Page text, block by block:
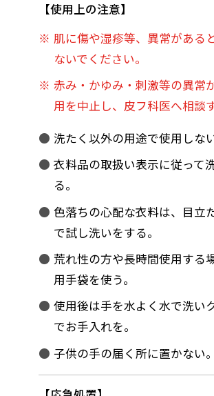
使用上の注意
肌に傷や湿疹等、異常がある
ないでください。
赤み・かゆみ・刺激等の異常
用を中止し、皮フ科医へ相談
洗たく以外の用途で使用しない
衣料品の取扱い表示に従って
る。
色落ちの心配な衣料は、目立
で試し洗いをする。
荒れ性の方や長時間使用する
用手袋を使う。
使用後は手を水よく水で洗い
でお手入れを。
子供の手の届く所に置かない。